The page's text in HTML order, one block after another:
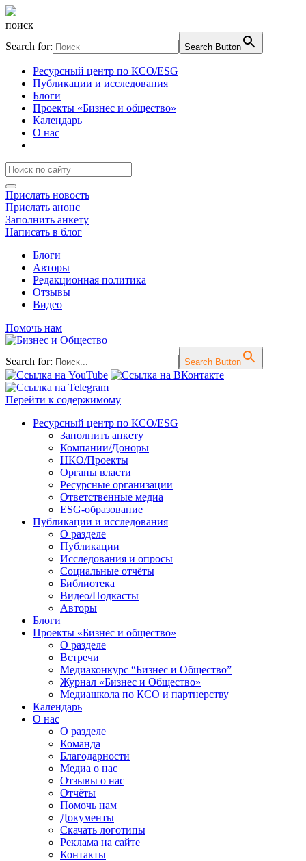
поиск
Search for:
Search Button
Ресурсный центр по КСО/ESG
Публикации и исследования
Блоги
Проекты «Бизнес и общество»
Календарь
О нас
Прислать новость
Прислать анонс
Заполнить анкету
Написать в блог
Блоги
Авторы
Редакционная политика
Отзывы
Видео
Помочь нам
Search for: Search Button
Перейти к содержимому
Ресурсный центр по КСО/ESG
Заполнить анкету
Компании/Доноры
НКО/Проекты
Органы власти
Ресурсные организации
Ответственные медиа
ESG-образование
Публикации и исследования
О разделе
Публикации
Исследования и опросы
Социальные отчёты
Библиотека
Видео/Подкасты
Авторы
Блоги
Проекты «Бизнес и общество»
О разделе
Встречи
Медиаконкурс “Бизнес и Общество”
Журнал «Бизнес и Общество»
Медиашкола по КСО и партнерству
Календарь
О нас
О разделе
Команда
Благодарности
Медиа о нас
Отзывы о нас
Отчёты
Помочь нам
Документы
Скачать логотипы
Реклама на сайте
Контакты